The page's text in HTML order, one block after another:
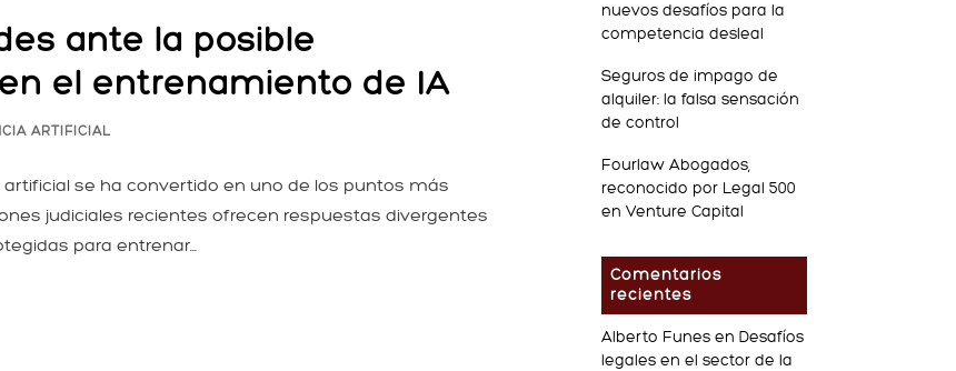
ante la posible
el entrenamiento de IA
ARTIFICIAL
se ha convertido en uno de los puntos más
judiciales recientes ofrecen respuestas divergentes
para entrenar...
nuevos desafíos para la
competencia desleal
Seguros de impago de
alquiler: la falsa sensación
de control
Fourlaw Abogados,
reconocido por Legal 500
en Venture Capital
Comentarios
recientes
Alberto Funesen Desafíos
legales en el sector de la